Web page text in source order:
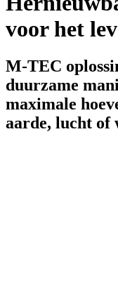
voor het
M-TEC
duurzame
maximale
aarde, lucht of